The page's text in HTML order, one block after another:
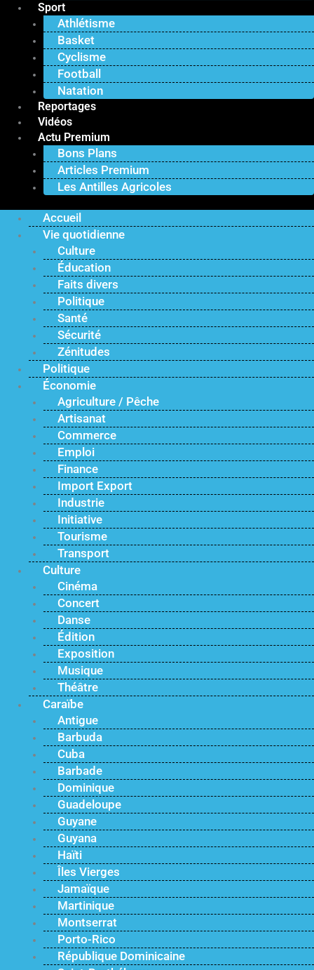
Sport
Athlétisme
Basket
Cyclisme
Football
Natation
Reportages
Vidéos
Actu Premium
Bons Plans
Articles Premium
Les Antilles Agricoles
Accueil
Vie quotidienne
Culture
Éducation
Faits divers
Politique
Santé
Sécurité
Zénitudes
Politique
Économie
Agriculture / Pêche
Artisanat
Commerce
Emploi
Finance
Import Export
Industrie
Initiative
Tourisme
Transport
Culture
Cinéma
Concert
Danse
Édition
Exposition
Musique
Théâtre
Caraïbe
Antigue
Barbuda
Cuba
Barbade
Dominique
Guadeloupe
Guyane
Guyana
Haïti
Îles Vierges
Jamaïque
Martinique
Montserrat
Porto-Rico
République Dominicaine